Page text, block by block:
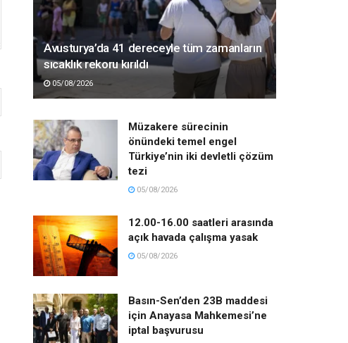
Avusturya’da 41 dereceyle tüm zamanların
sıcaklık rekoru kırıldı
05/08/2026
Müzakere sürecinin
önündeki temel engel
Türkiye’nin iki devletli çözüm
tezi
05/08/2026
12.00-16.00 saatleri arasında
açık havada çalışma yasak
05/08/2026
Basın-Sen’den 23B maddesi
için Anayasa Mahkemesi’ne
iptal başvurusu